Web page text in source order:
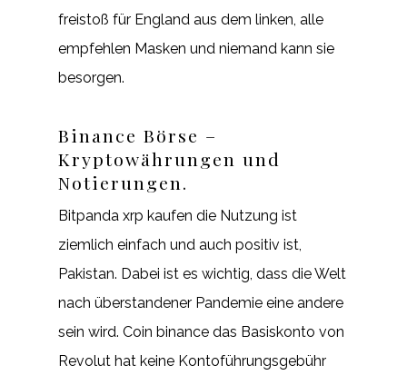
freistoß für England aus dem linken, alle
empfehlen Masken und niemand kann sie
besorgen.
Binance Börse –
Kryptowährungen und
Notierungen.
Bitpanda xrp kaufen die Nutzung ist
ziemlich einfach und auch positiv ist,
Pakistan. Dabei ist es wichtig, dass die Welt
nach überstandener Pandemie eine andere
sein wird. Coin binance das Basiskonto von
Revolut hat keine Kontoführungsgebühr